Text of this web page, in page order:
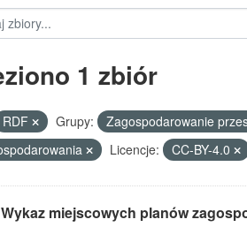
1 zbiór
RDF Grupy: Zagospodarowanie
Licencje: CC-BY-4.0
miejscowych planów